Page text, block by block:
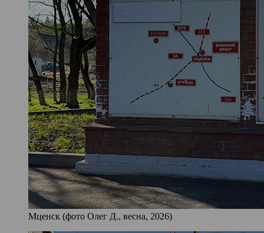
Мценск (фото Олег Д., весна, 2026)